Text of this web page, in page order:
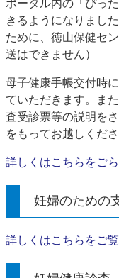
ポータル内の「ぴっ
きるようになりまし
ために、徳山保健セ
送はできません）​
母子健康手帳交付時
ていただきます。ま
査受診票等の説明を
をもってお越しくださ
詳しくはこちらをごら
妊婦のための
詳しくはこちらをご覧